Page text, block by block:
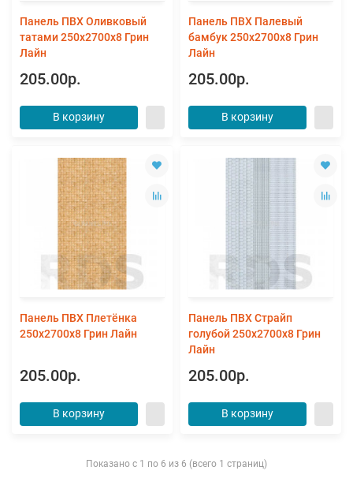
Панель ПВХ Оливковый
татами 250х2700х8 Грин
Лайн
205.00р.
В корзину
Панель ПВХ Палевый
бамбук 250х2700х8 Грин
Лайн
205.00р.
В корзину
Панель ПВХ Плетёнка
250х2700х8 Грин Лайн
205.00р.
В корзину
Панель ПВХ Страйп
голубой 250х2700х8 Грин
Лайн
205.00р.
В корзину
Показано с 1 по 6 из 6 (всего 1 страниц)